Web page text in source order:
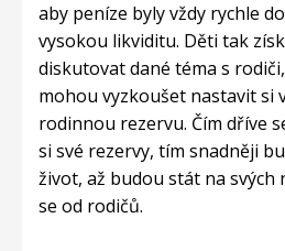
aby peníze byly vždy rychle
vysokou likviditu. Děti tak
diskutovat dané téma s
mohou vyzkoušet nastavit si
rodinnou rezervu. Čím dříve
si své rezervy, tím snadněji
život, až budou stát na svých
se od rodičů.